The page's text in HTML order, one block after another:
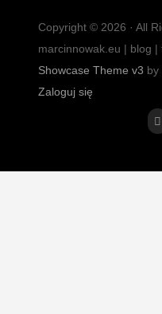
Copyright © 2026 · All
marcinnowak.eu | blog |
Showcase Theme v3 by
Zaloguj się